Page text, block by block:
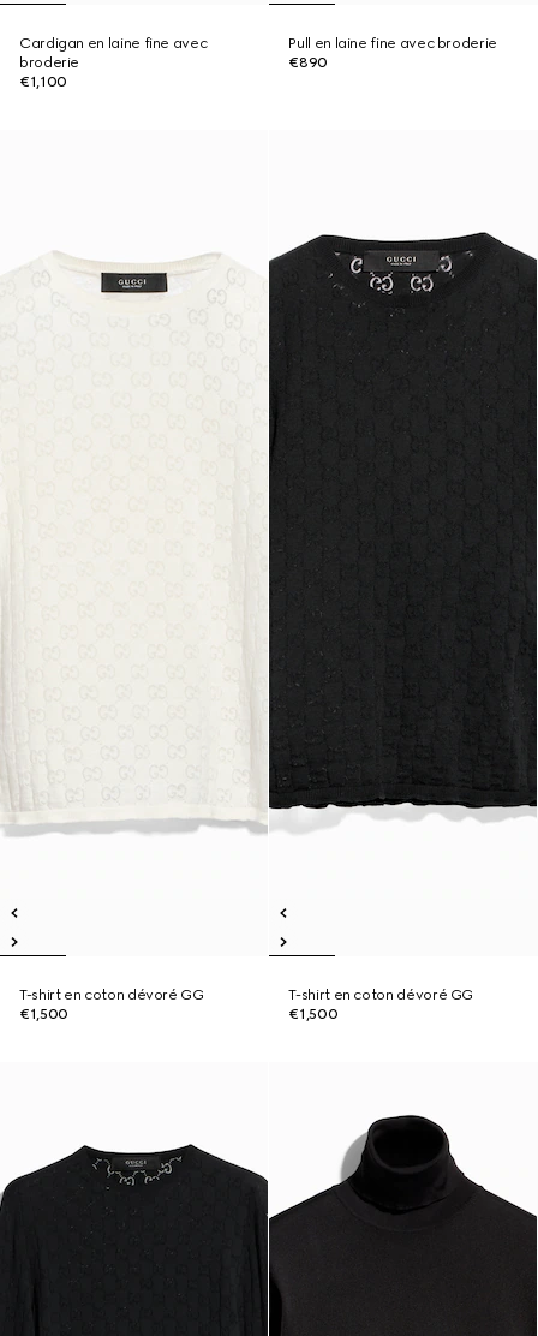
Cardigan en laine fine avec
broderie
€1,100
Pull en laine fine avec broderie
€890
T-shirt en coton dévoré GG
€1,500
T-shirt en coton dévoré GG
€1,500